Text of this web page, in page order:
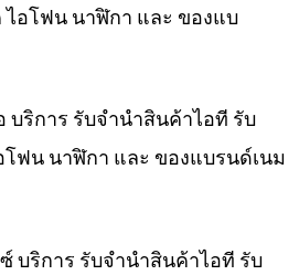
อโฟน นาฬิกา และ ของแบ
บริการ รับจำนำสินค้าไอที รับ
ฟน นาฬิกา และ ของแบรนด์เนม
บริการ รับจำนำสินค้าไอที รับ